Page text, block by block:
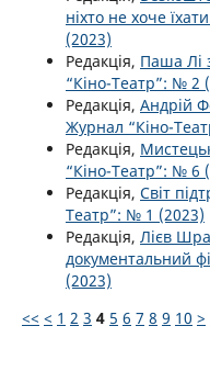
ніхто не хоче
(2023)
Редакція, Паша Лі
“Кіно-Театр”: № 2
Редакція, Андрій
Журнал “Кіно-
Редакція,
“Кіно-Театр”: № 6
Редакція, Світ
Театр”: № 1 (2023)
Редакція, Лієв
документальний
(2023)
<< < 1 2 3 4 5 6 7 8 9 10 >